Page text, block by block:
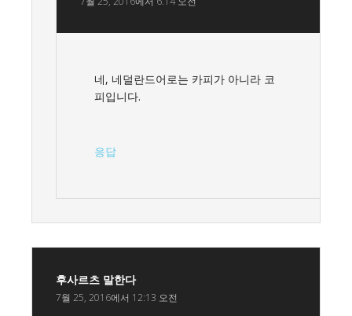
네, 네덜란드어로는 카피가 아니라 코
피입니다.
응답
후사르츠 말한다
7월 25, 2016에서 12:13 오전